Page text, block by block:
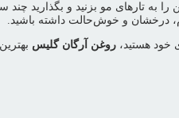
به تارهای مو بزنید و بگذارید چند
درخشان و خوش‌حالت داشته باشید.
خود هستید، روغن آرگان گلیس